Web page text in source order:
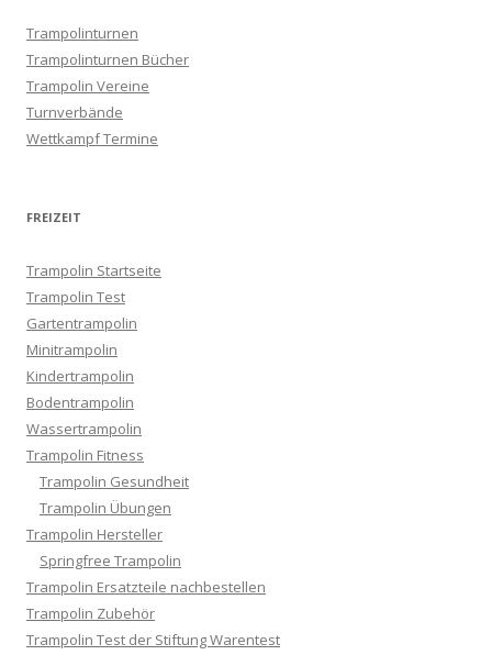
Trampolinturnen
Trampolinturnen Bücher
Trampolin Vereine
Turnverbände
Wettkampf Termine
FREIZEIT
Trampolin Startseite
Trampolin Test
Gartentrampolin
Minitrampolin
Kindertrampolin
Bodentrampolin
Wassertrampolin
Trampolin Fitness
Trampolin Gesundheit
Trampolin Übungen
Trampolin Hersteller
Springfree Trampolin
Trampolin Ersatzteile nachbestellen
Trampolin Zubehör
Trampolin Test der Stiftung Warentest